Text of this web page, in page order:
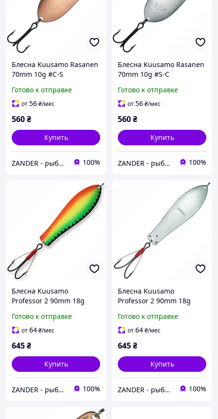
Блесна Kuusamo Rasanen
70mm 10g #C-S
Готово к отправке
от56₴/мес
560₴
Купить
ZANDER - рыболовный интернет-магазин 100%
Блесна Kuusamo Rasanen
70mm 10g #S-C
Готово к отправке
от56₴/мес
560₴
Купить
ZANDER - рыболовный интернет-магазин 100%
Блесна Kuusamo
Professor 2 90mm 18g
Готово к отправке
от64₴/мес
645₴
Купить
ZANDER - рыболовный интернет-магазин 100%
Блесна Kuusamo
Professor 2 90mm 18g
Готово к отправке
от64₴/мес
645₴
Купить
ZANDER - рыболовный интернет-магазин 100%